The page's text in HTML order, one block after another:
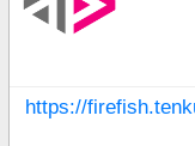
https://